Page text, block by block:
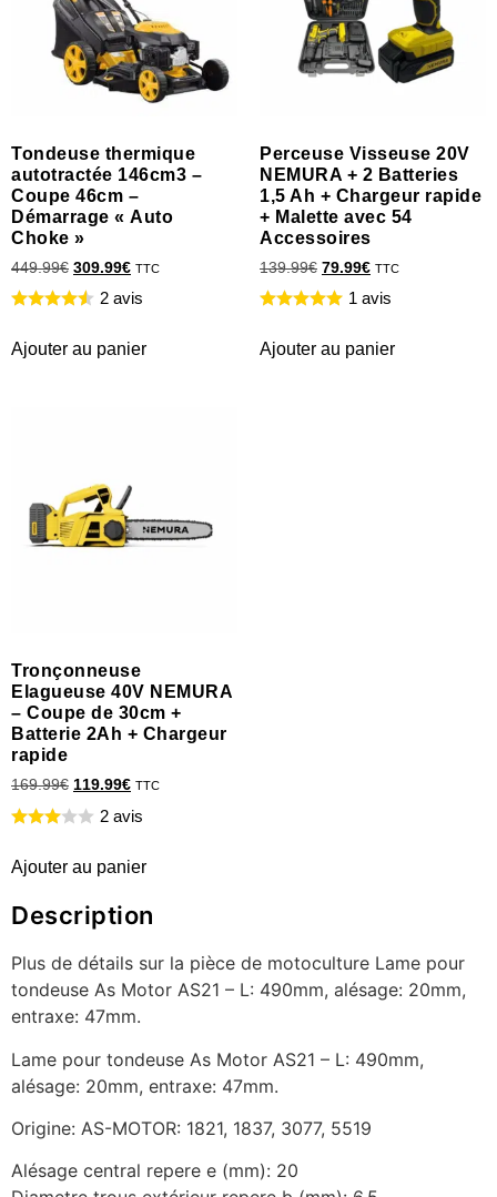
Tondeuse thermique
autotractée 146cm3 –
Coupe 46cm –
Démarrage « Auto
Choke »
449.99€ 309.99€ TTC
2 avis
Ajouter au panier
Perceuse Visseuse 20V
NEMURA + 2 Batteries
1,5 Ah + Chargeur rapide
+ Malette avec 54
Accessoires
139.99€ 79.99€ TTC
1 avis
Ajouter au panier
Tronçonneuse
Elagueuse 40V NEMURA
– Coupe de 30cm +
Batterie 2Ah + Chargeur
rapide
169.99€ 119.99€ TTC
2 avis
Ajouter au panier
Description
Plus de détails sur la pièce de motoculture Lame pour
tondeuse As Motor AS21 – L: 490mm, alésage: 20mm,
entraxe: 47mm.
Lame pour tondeuse As Motor AS21 – L: 490mm,
alésage: 20mm, entraxe: 47mm.
Origine: AS-MOTOR: 1821, 1837, 3077, 5519
Alésage central repere e (mm): 20